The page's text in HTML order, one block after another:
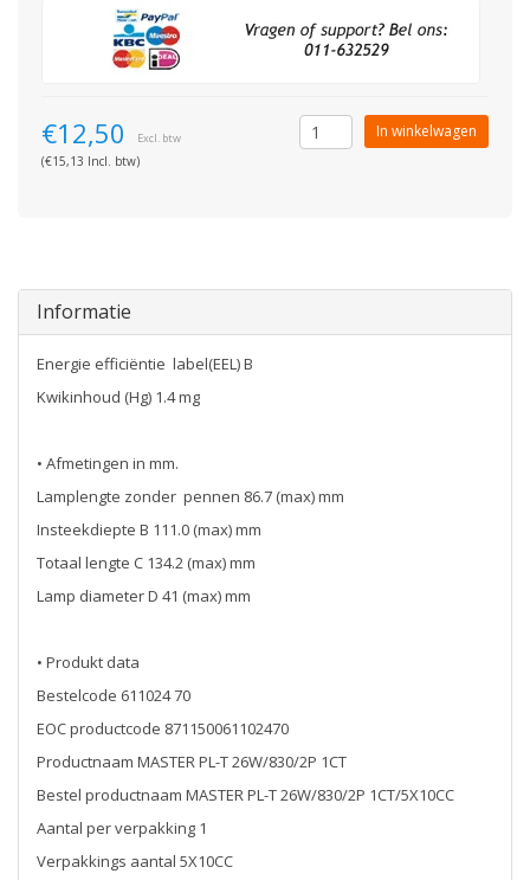
€12,50 Excl. btw
(€15,13 Incl. btw)
In winkelwagen
Informatie
Energie efficiëntie label(EEL) B
Kwikinhoud (Hg) 1.4 mg
• Afmetingen in mm.
Lamplengte zonder pennen 86.7 (max) mm
Insteekdiepte B 111.0 (max) mm
Totaal lengte C 134.2 (max) mm
Lamp diameter D 41 (max) mm
• Produkt data
Bestelcode 611024 70
EOC productcode 871150061102470
Productnaam MASTER PL-T 26W/830/2P 1CT
Bestel productnaam MASTER PL-T 26W/830/2P 1CT/5X10CC
Aantal per verpakking 1
Verpakkings aantal 5X10CC